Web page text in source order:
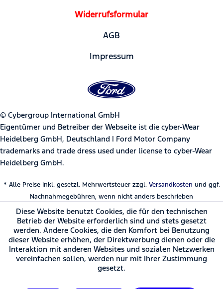
Widerrufsformular
AGB
Impressum
© Cybergroup International GmbH
Eigentümer und Betreiber der Webseite ist die cyber-Wear
Heidelberg GmbH, Deutschland | Ford Motor Company
trademarks and trade dress used under license to cyber-Wear
Heidelberg GmbH.
* Alle Preise inkl. gesetzl. Mehrwertsteuer zzgl. Versandkosten und ggf.
Nachnahmegebühren, wenn nicht anders beschrieben
Diese Website benutzt Cookies, die für den technischen
Betrieb der Website erforderlich sind und stets gesetzt
werden. Andere Cookies, die den Komfort bei Benutzung
dieser Website erhöhen, der Direktwerbung dienen oder die
Interaktion mit anderen Websites und sozialen Netzwerken
vereinfachen sollen, werden nur mit Ihrer Zustimmung
gesetzt.